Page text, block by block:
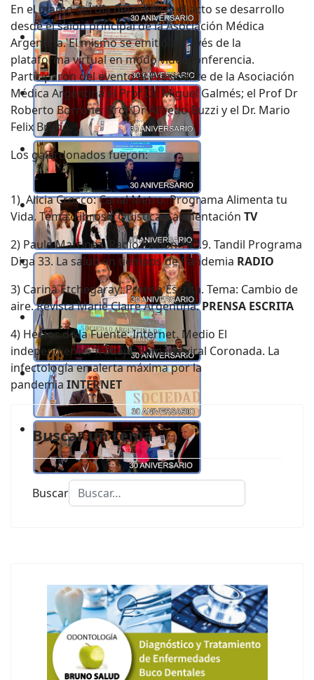
En el marco del día del médico; el acto se desarrollo
desde el salón principal de la Asociación Médica
Argentina. El mismo se emitió a través de la
plataforma virtual en modo videoconferencia.
Participaron del evento el Presidente de la Asociación
Médica Argentina el Prof Dr. Miguel Galmés; el Prof Dr
Roberto Borrone; Prof Dr Alfredo Buzzi y el Dr. Mario
Felix Bruno.
Los galardonados fueron:
1) Alicia Crocco: Canal Metro. Programa Alimenta tu
Vida. Tema: Fibrosis Quística y alimentación TV
2) Paula Martínez: Radio Pasión 102.9. Tandil Programa
Diga 33. La salud en tiempos de Pandemia RADIO
3) Carina Etchegaray: Prensa Escrita. Tema: Cambio de
aire. Revista Marie Claire Argentina.PRENSA ESCRITA
4) Hector de la Fuente: Internet. Medio El
independiente. Trabajo: Semana viral Coronada. La
infectología en alerta máxima por la
pandemia INTERNET
Buscar un tema
Buscar